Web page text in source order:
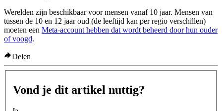
Werelden zijn beschikbaar voor mensen vanaf 10 jaar. Mensen van
tussen de 10 en 12 jaar oud (de leeftijd kan per regio verschillen)
moeten een Meta-account hebben dat wordt beheerd door hun ouder
of voogd.
Delen
Vond je dit artikel nuttig?